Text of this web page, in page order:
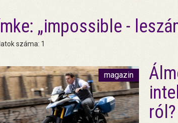
„impossible -
száma: 1
magazin
ról?